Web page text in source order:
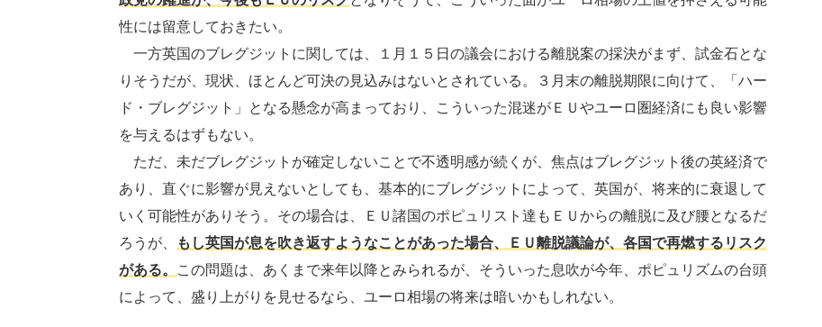
性には留意しておきたい。
一方英国のブレグジットに関しては、１月１５日の議会における離脱案の採決がまず、試金石とな
りそうだが、現状、ほとんど可決の見込みはないとされている。３月末の離脱期限に向けて、「ハー
ド・ブレグジット」となる懸念が高まっており、こういった混迷がＥＵやユーロ圏経済にも良い影響
を与えるはずもない。
ただ、未だブレグジットが確定しないことで不透明感が続くが、焦点はブレグジット後の英経済で
あり、直ぐに影響が見えないとしても、基本的にブレグジットによって、英国が、将来的に衰退して
いく可能性がありそう。その場合は、ＥＵ諸国のポピュリスト達もＥＵからの離脱に及び腰となるだ
ろうが、
もし英国が息を吹き返すようなことがあった場合、ＥＵ離脱議論が、各国で再燃するリスク
がある。
この問題は、あくまで来年以降とみられるが、そういった息吹が今年、ポピュリズムの台頭
によって、盛り上がりを見せるなら、ユーロ相場の将来は暗いかもしれない。